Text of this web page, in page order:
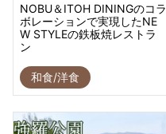
NOBU＆ITOH DININGのコラ
ボレーションで実現したNE
W STYLEの鉄板焼レストラ
ン
和食/洋食